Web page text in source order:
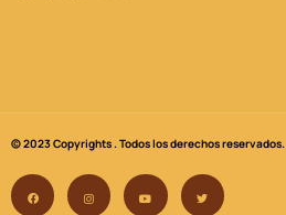
© 2023 Copyrights . Todos los derechos reservados.